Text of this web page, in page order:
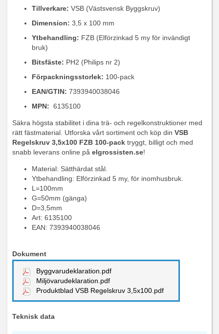
Tillverkare: VSB (Västsvensk Byggskruv)
Dimension: 3,5 x 100 mm
Ytbehandling: FZB (Elförzinkad 5 my för invändigt
bruk)
Bitsfäste: PH2 (Philips nr 2)
Förpackningsstorlek: 100-pack
EAN/GTIN: 7393940038046
MPN: 6135100
Säkra högsta stabilitet i dina trä- och regelkonstruktioner med
rätt fästmaterial. Utforska vårt sortiment och köp din VSB
Regelskruv 3,5x100 FZB 100-pack tryggt, billigt och med
snabb leverans online på elgrossisten.se!
Material: Sätthärdat stål.
Ytbehandling: Elförzinkad 5 my, för inomhusbruk.
L=100mm
G=50mm (gänga)
D=3,5mm
Art: 6135100
EAN: 7393940038046
Dokument
Byggvarudeklaration.pdf
Miljövarudeklaration.pdf
Produktblad VSB Regelskruv 3,5x100.pdf
Teknisk data